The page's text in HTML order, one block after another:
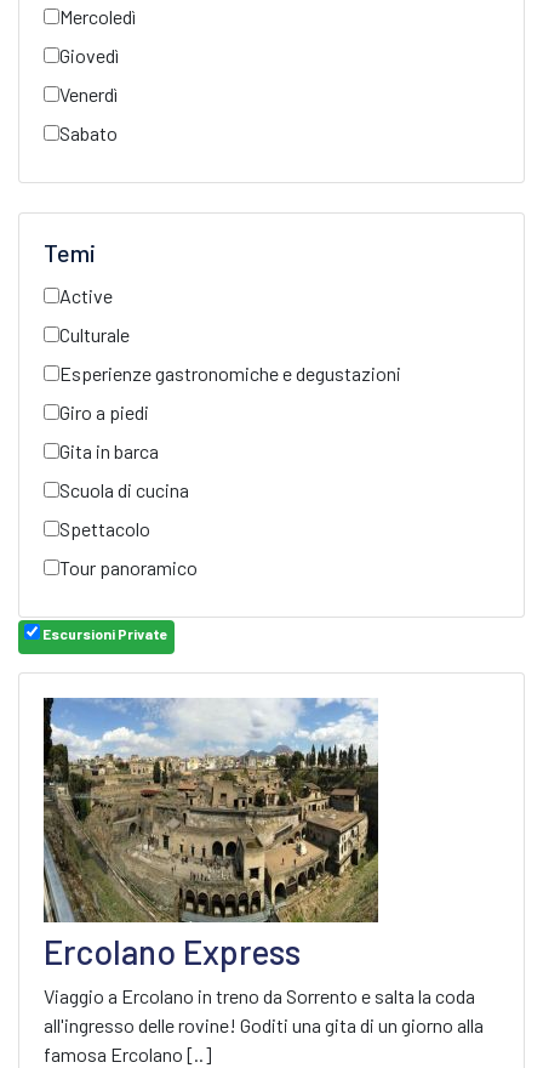
Mercoledì
Giovedì
Venerdì
Sabato
Temi
Active
Culturale
Esperienze gastronomiche e degustazioni
Giro a piedi
Gita in barca
Scuola di cucina
Spettacolo
Tour panoramico
Escursioni Private
Ercolano Express
Viaggio a Ercolano in treno da Sorrento e salta la coda
all'ingresso delle rovine! Goditi una gita di un giorno alla
famosa Ercolano [..]